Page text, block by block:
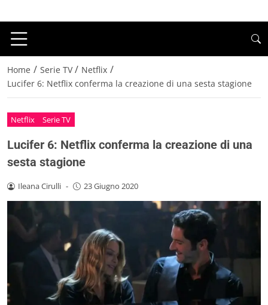
Home / Serie TV / Netflix /
Lucifer 6: Netflix conferma la creazione di una sesta stagione
Netflix Serie TV
Lucifer 6: Netflix conferma la creazione di una
sesta stagione
Ileana Cirulli - 23 Giugno 2020